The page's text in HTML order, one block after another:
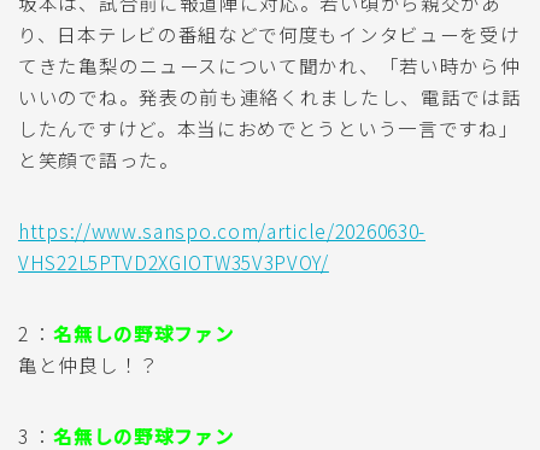
り、日本テレビの番組などで何度もインタビューを受け
てきた亀梨のニュースについて聞かれ、「若い時から仲
いいのでね。発表の前も連絡くれましたし、電話では話
したんですけど。本当におめでとうという一言ですね」
と笑顔で語った。
https://www.sanspo.com/article/20260630-
VHS22L5PTVD2XGIOTW35V3PVOY/
2 ：名無しの野球ファン
亀と仲良し！？
3 ：名無しの野球ファン